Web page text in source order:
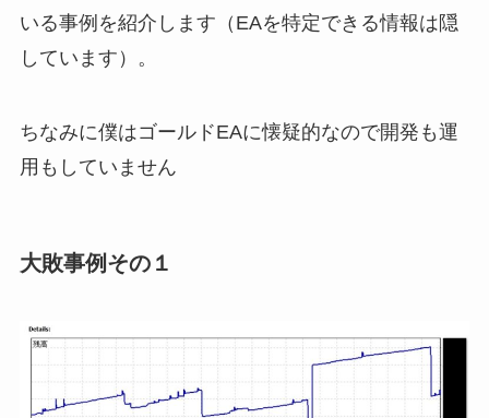
いる事例を紹介します（EAを特定できる情報は隠
しています）。
ちなみに僕はゴールドEAに懐疑的なので開発も運
用もしていません
大敗事例その１